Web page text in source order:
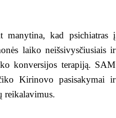
kad psichiatras į
laiko neišsivysčiusiais ir
konversijos terapiją. SAM
Kirinovo pasisakymai ir
reikalavimus.